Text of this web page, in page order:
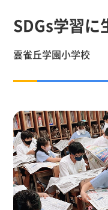
SDGs学習に
雲雀丘学園小学校